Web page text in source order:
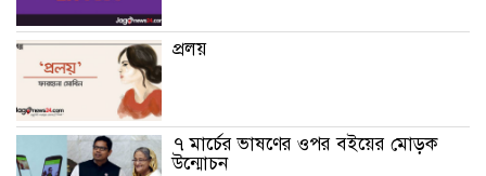
প্রলয়
৭ মার্চের ভাষণের ওপর বইয়ের মোড়ক
উন্মোচন